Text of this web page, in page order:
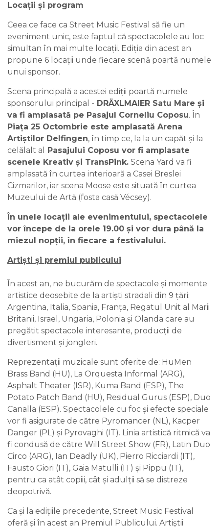
Locații și program
Ceea ce face ca Street Music Festival să fie un
eveniment unic, este faptul că spectacolele au loc
simultan în mai multe locații. Ediția din acest an
propune 6 locații unde fiecare scenă poartă numele
unui sponsor.
Scena principală a acestei ediții poartă numele
sponsorului principal - DRÄXLMAIER Satu Mare și
va fi amplasată pe Pasajul Corneliu Coposu. În
Piața 25 Octombrie este amplasată Arena
Artiștilor Delfingen, în timp ce, la la un capăt și la
celălalt al
Pasajului Coposu vor fi amplasate
scenele Kreativ și TransPink. Scena Yard va fi
amplasată în curtea interioară a Casei Breslei
Cizmarilor, iar scena Moose este situată în curtea
Muzeului de Artă (fosta casă Vécsey).
În unele locații ale evenimentului, spectacolele
vor începe de la orele 19.00 și vor dura până la
miezul nopții, în fiecare a festivalului.
Artiști și premiul publicului
În acest an, ne bucurăm de spectacole și momente
artistice deosebite de la artiști stradali din 9 țări:
Argentina, Italia, Spania, Franța, Regatul Unit al Marii
Britanii, Israel, Ungaria, Polonia și Olanda care au
pregătit spectacole interesante, producții de
divertisment și jongleri.
Reprezentații muzicale sunt oferite de: HuMen
Brass Band (HU), La Orquesta Informal (ARG),
Asphalt Theater (ISR), Kuma Band (ESP), The
Potato Patch Band (HU), Residual Gurus (ESP), Duo
Canalla (ESP). Spectacolele cu foc și efecte speciale
vor fi asigurate de către Pyromancer (NL), Kacper
Danger (PL) și Pyrovaghi (IT). Linia artistică ritmică va
fi condusă de către Will Street Show (FR), Latin Duo
Circo (ARG), Ian Deadly (UK), Pierro Ricciardi (IT),
Fausto Giori (IT), Gaia Matulli (IT) și Pippu (IT),
pentru ca atât copiii, cât și adulții să se distreze
deopotrivă.
Ca și la edițiile precedente, Street Music Festival
oferă și în acest an Premiul Publicului. Artiștii